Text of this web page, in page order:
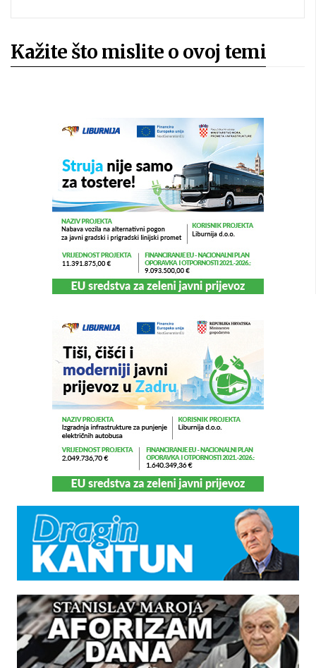
Kažite što mislite o ovoj temi